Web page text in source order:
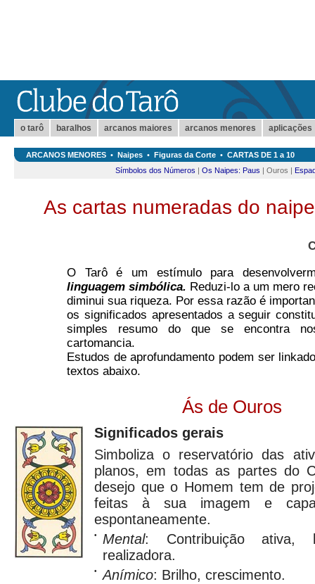
o tarô baralhos arcanos maiores arcanos menores aplicações
ARCANOS MENORES • Naipes • Figuras da Corte • CARTAS DE 1 a 10
Símbolos dos Números | Os Naipes: Paus | Ouros |
As cartas numeradas do
O Tarô é um estímulo para
linguagem simbólica. Reduzi-lo a um mero
diminui sua riqueza. Por essa razão é
os significados apresentados a seguir
simples resumo do que se encontra
cartomancia.
Estudos de aprofundamento podem ser
textos abaixo.
Ás de Ouros
Significados gerais
Simboliza o reservatório das
planos, em todas as partes do
desejo que o Homem tem de
feitas à sua imagem e
espontaneamente.
• Mental: Contribuição ativa,
realizadora.
• Anímico: Brilho, crescimento.